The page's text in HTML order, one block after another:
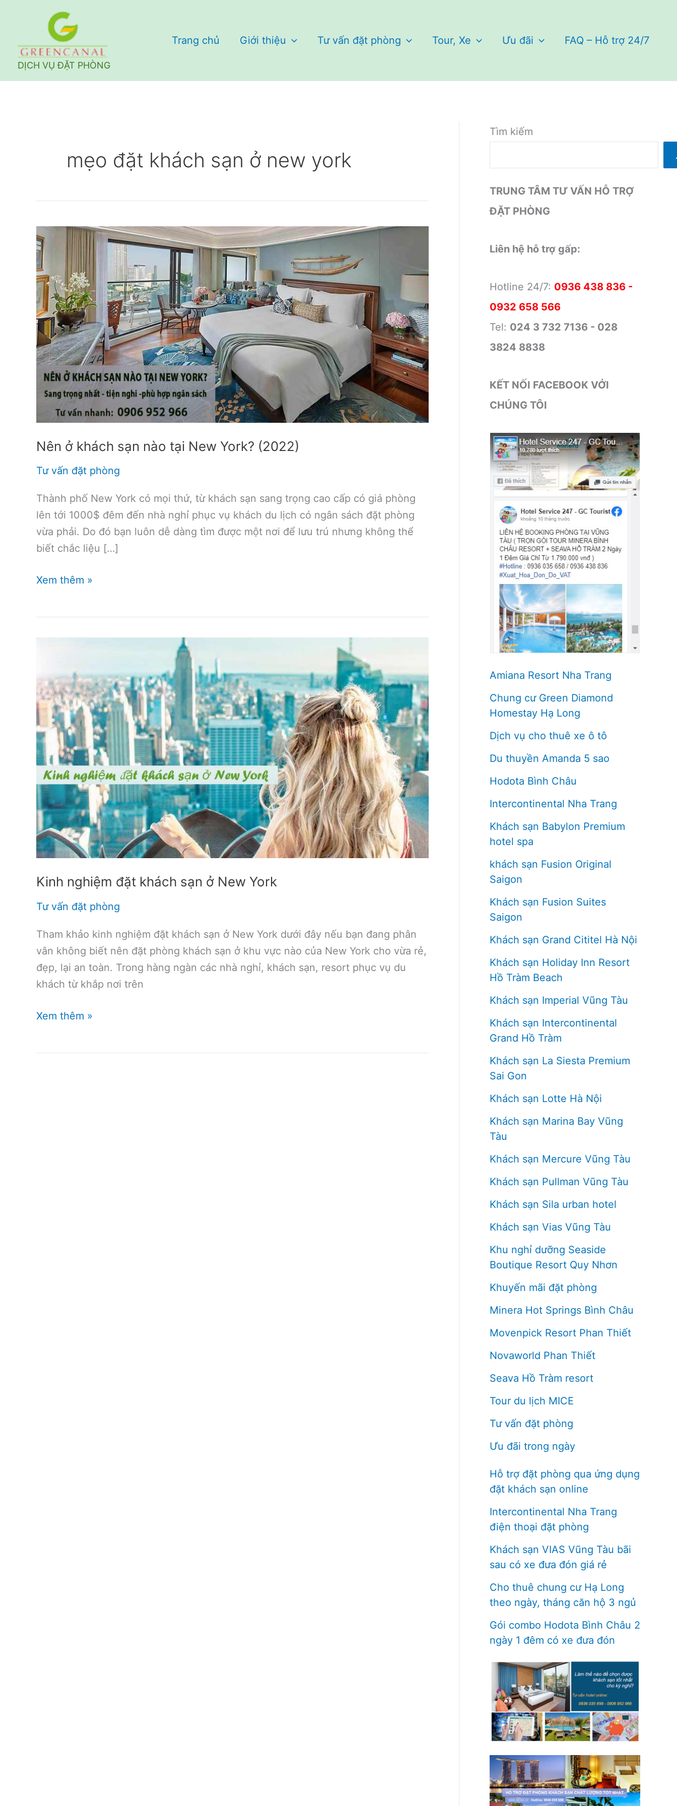
dung
DỊCH VỤ ĐẶT PHÒNG
Trang chủ Giới thiệu Tư vấn đặt phòng Tour, Xe Ưu đãi FAQ – Hỗ trợ 24/7
mẹo đặt khách sạn ở new york
Nên ở khách sạn nào tại New York? (2022)
Tư vấn đặt phòng
Thành phố New York có mọi thứ, từ khách sạn sang trọng cao cấp có giá phòng
lên tới 1000$ đêm đến nhà nghỉ phục vụ khách du lịch có ngân sách đặt phòng
vừa phải. Do đó bạn luôn dễ dàng tìm được một nơi để lưu trú nhưng không thể
biết chắc liệu […]
Nên
New
York?
(2022)
Xem thêm »
Kinh nghiệm đặt khách sạn ở New York
Tư vấn đặt phòng
Tham khảo kinh nghiệm đặt khách sạn ở New York dưới đây nếu bạn đang phân
vân không biết nên đặt phòng khách sạn ở khu vực nào của New York cho vừa rẻ,
đẹp, lại an toàn. Trong hàng ngàn các nhà nghỉ, khách sạn, resort phục vụ du
khách từ khắp nơi trên
Kinh
Xem thêm »
Tìm kiếm
TRUNG TÂM TƯ VẤN HỖ TRỢ
ĐẶT PHÒNG
Liên hệ hỗ trợ gấp:
Hotline 24/7: 0936 438 836 -
0932 658 566
Tel: 024 3 732 7136 - 028
3824 8838
KẾT NỐI FACEBOOK VỚI
CHÚNG TÔI
Amiana Resort Nha Trang
Chung cư Green Diamond
Homestay Hạ Long
Dịch vụ cho thuê xe ô tô
Du thuyền Amanda 5 sao
Hodota Bình Châu
Intercontinental Nha Trang
Khách sạn Babylon Premium
hotel spa
khách sạn Fusion Original
Saigon
Khách sạn Fusion Suites
Saigon
Khách sạn Grand Cititel Hà Nội
Khách sạn Holiday Inn Resort
Hồ Tràm Beach
Khách sạn Imperial Vũng Tàu
Khách sạn Intercontinental
Grand Hồ Tràm
Khách sạn La Siesta Premium
Sai Gon
Khách sạn Lotte Hà Nội
Khách sạn Marina Bay Vũng
Tàu
Khách sạn Mercure Vũng Tàu
Khách sạn Pullman Vũng Tàu
Khách sạn Sila urban hotel
Khách sạn Vias Vũng Tàu
Khu nghỉ dưỡng Seaside
Boutique Resort Quy Nhơn
Khuyến mãi đặt phòng
Minera Hot Springs Bình Châu
Movenpick Resort Phan Thiết
Novaworld Phan Thiết
Seava Hồ Tràm resort
Tour du lịch MICE
Tư vấn đặt phòng
Ưu đãi trong ngày
Hỗ trợ đặt phòng qua ứng dụng
đặt khách sạn online
Intercontinental Nha Trang
điện thoại đặt phòng
Khách sạn VIAS Vũng Tàu bãi
sau có xe đưa đón giá rẻ
Cho thuê chung cư Hạ Long
theo ngày, tháng căn hộ 3 ngủ
Gói combo Hodota Bình Châu 2
ngày 1 đêm có xe đưa đón